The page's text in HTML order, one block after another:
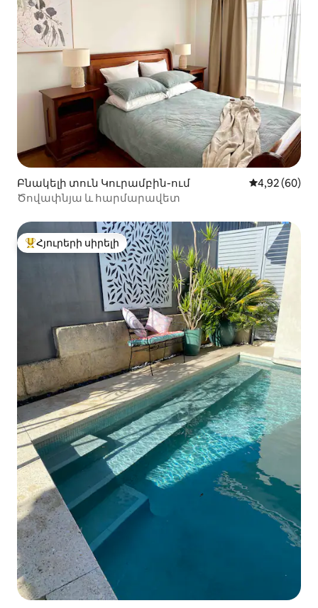
Բնակելի տուն Կուրամբին-ում Միջին
4,92 (60)
Ծովափնյա և հարմարավետ
Հյուրերի սիրելի լավագույն տները
Հյուրերի սիրելի